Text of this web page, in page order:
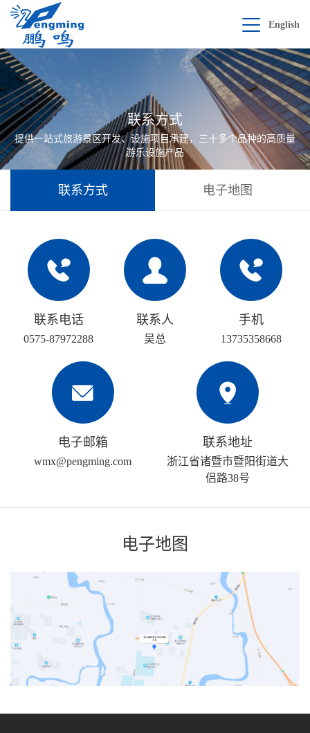
English
联系方式
提供一站式旅游景区开发、设施项目承建，三十多个品种的高质量
游乐设施产品
联系方式 电子地图
联系电话
0575-87972288
联系人
吴总
手机
13735358668
电子邮箱
wmx@pengming.com
联系地址
浙江省诸暨市暨阳街道大
侣路38号
电子地图